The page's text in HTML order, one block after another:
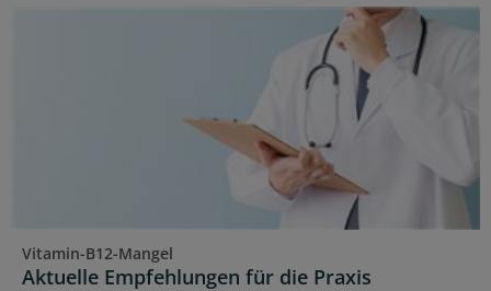
Vitamin-B12-Mangel
Aktuelle Empfehlungen für die Praxis